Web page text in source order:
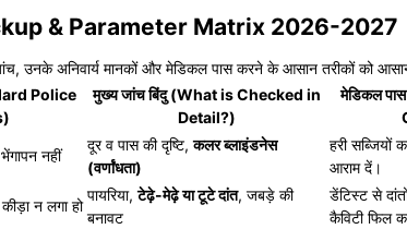
& Parameter Matrix 2026-2027
जांच, उनके अनिवार्य मानकों और मेडिकल पास करने के आसान तरीकों को
Police
मुख्य जांच बिंदु (What is Checked in
Detail?)
मेडिकल
नहीं
दूर व पास की दृष्टि,कलर ब्लाइंडनेस
(वर्णांधता)
हरी
आराम दें।
न लगा हो
पायरिया,टेढ़े-मेढ़े या टूटे दांत, जबड़े की
बनावट
डेंटिस्ट से
कैविटी फिल